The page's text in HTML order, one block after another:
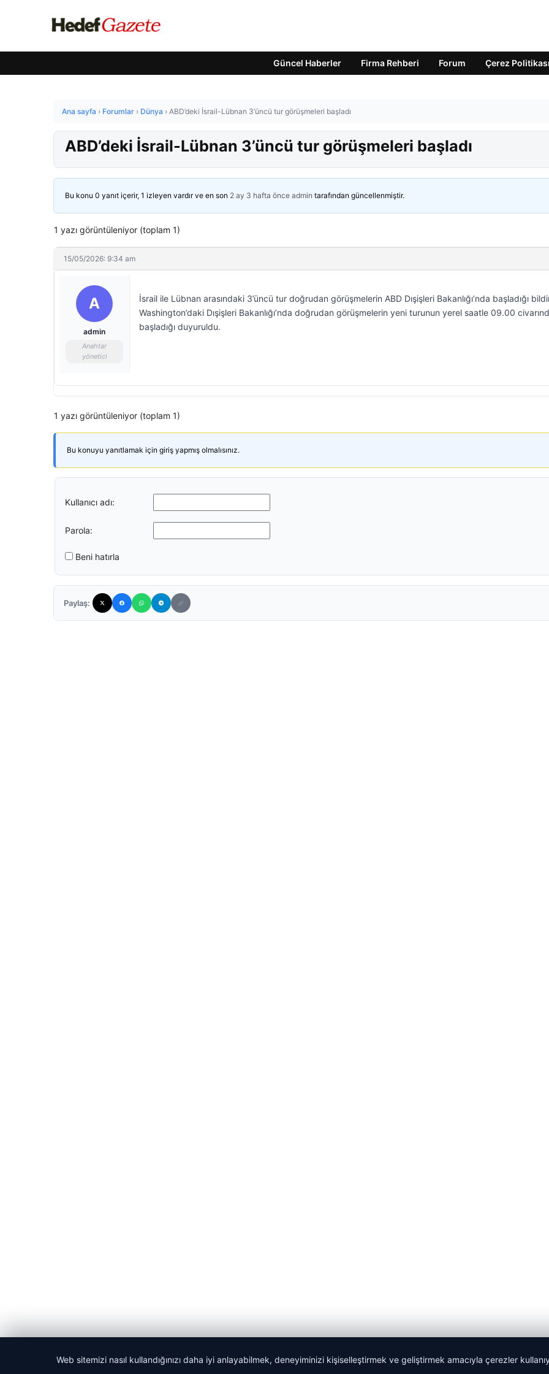
Güncel Haberler Firma Rehberi Forum Çerez Politikası
Ana sayfa › Forumlar › Dünya › ABD’deki İsrail-Lübnan 3’üncü tur görüşmeleri başladı
ABD’deki İsrail-Lübnan 3’üncü tur görüşmeleri başladı
Bu konu 0 yanıt içerir, 1 izleyen vardır ve en son 2 ay 3 hafta önce admin tarafından güncellenmiştir.
1 yazı görüntüleniyor (toplam 1)
15/05/2026: 9:34 am
A
admin
Anahtar
yönetici
İsrail ile Lübnan arasındaki 3’üncü tur doğrudan görüşmelerin ABD Dışişleri Bakanlığı’nda başladığı
Washington’daki Dışişleri Bakanlığı’nda doğrudan görüşmelerin yeni turunun yerel saatle 09.00
başladığı duyuruldu.
1 yazı görüntüleniyor (toplam 1)
Bu konuyu yanıtlamak için giriş yapmış olmalısınız.
Kullanıcı adı:
Parola:
Beni hatırla
Paylaş:
Web sitemizi nasıl kullandığınızı daha iyi anlayabilmek, deneyiminizi kişiselleştirmek ve geliştirmek amacıyla çerezler